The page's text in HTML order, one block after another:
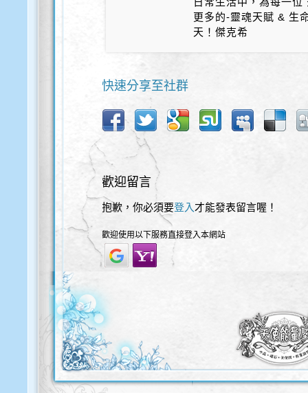
更多的-靈魂天賦 & 生
天！傑克希
快速分享至社群
歡迎留言
抱歉，你必須要登入 才能發表留言喔！
歡迎使用以下服務直接登入本網站